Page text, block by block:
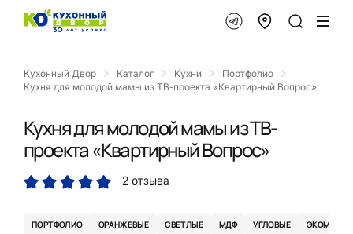
Кухонный Двор Каталог Кухни
Портфолио
Кухня для молодой мамы из ТВ-проекта «Квартирный Вопрос»
Кухня для молодой мамы из ТВ-
проекта «Квартирный Вопрос»
2 отзыва
ПОРТФОЛИО ОРАНЖЕВЫЕ СВЕТЛЫЕ МДФ УГЛОВЫЕ